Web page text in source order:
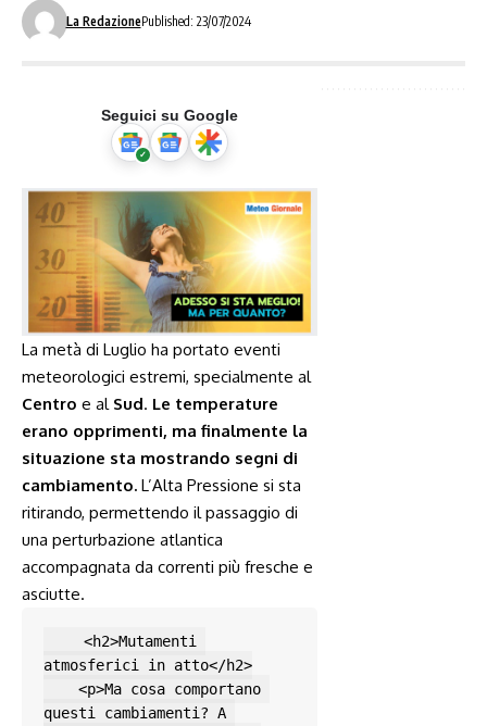
La RedazionePublished: 23/07/2024
Seguici su Google
La metà di Luglio ha portato eventi
meteorologici estremi, specialmente al
Centro e al Sud. Le temperature
erano opprimenti, ma finalmente la
situazione sta mostrando segni di
cambiamento. L’Alta Pressione si sta
ritirando, permettendo il passaggio di
una perturbazione atlantica
accompagnata da correnti più fresche e
asciutte.
atmosferici in atto</h2>
questi cambiamenti? A